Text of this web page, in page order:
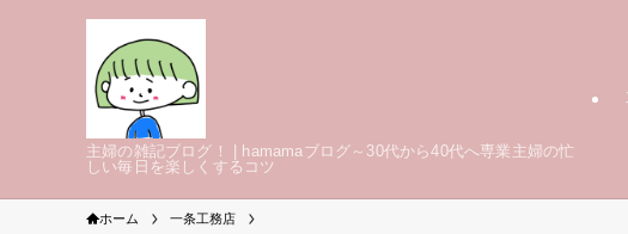
主婦の雑記ブログ！ | hamamaブログ～30代から40代へ専業主婦の忙
しい毎日を楽しくするコツ
ホーム 一条工務店